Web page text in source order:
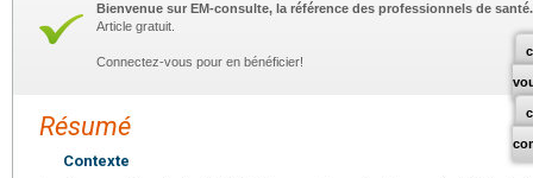
Bienvenue sur EM-consulte, la référence des professionnels de santé.
Article gratuit.
Connectez-vous pour en bénéficier!
Résumé
Contexte